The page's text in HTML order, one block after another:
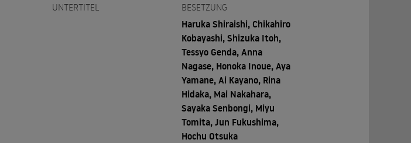
UNTERTITEL BESETZUNG
Haruka Shiraishi, Chikahiro
Kobayashi, Shizuka Itoh,
Tessyo Genda, Anna
Nagase, Honoka Inoue, Aya
Yamane, Ai Kayano, Rina
Hidaka, Mai Nakahara,
Sayaka Senbongi, Miyu
Tomita, Jun Fukushima,
Hochu Otsuka